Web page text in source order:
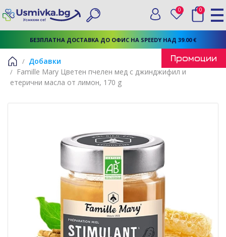
БЕЗПЛАТНА ДОСТАВКА ДО ОФИС НА SPEEDY НАД 39.00 €
Търси
Вход
0 Любими
0
Начало
Добавки
Famille Mary Цветен пчелен мед с джинджифил и
етерични масла от лимон, 170 g
Промоции